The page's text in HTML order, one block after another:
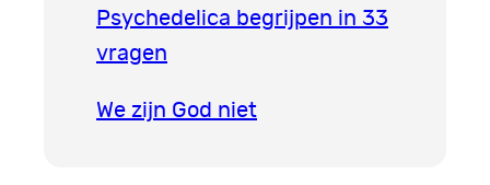
Psychedelica begrijpen in 33
vragen
We zijn God niet